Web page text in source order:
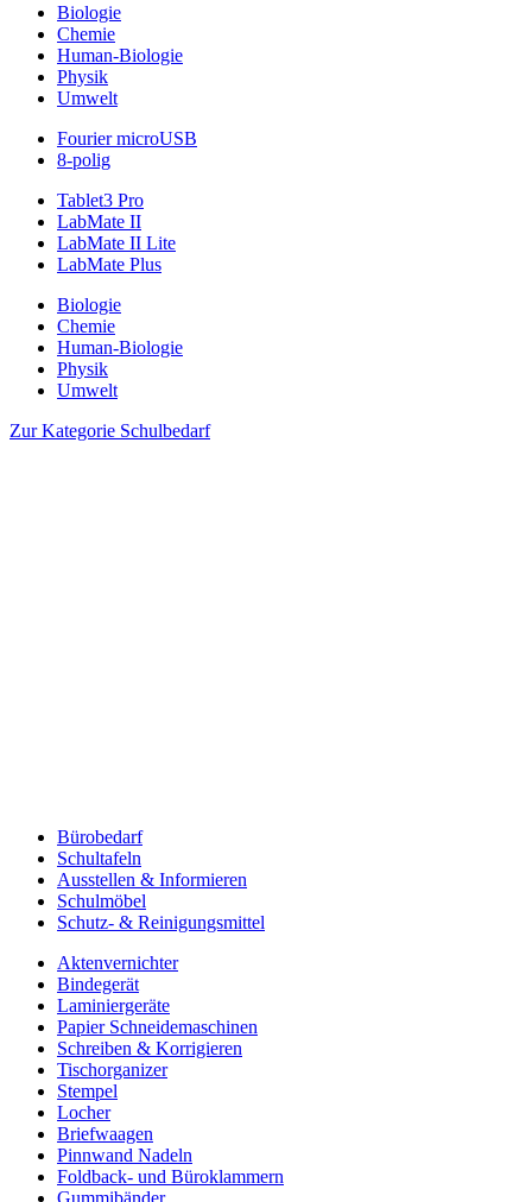
Biologie
Chemie
Human-Biologie
Physik
Umwelt
Fourier microUSB
8-polig
Tablet3 Pro
LabMate II
LabMate II Lite
LabMate Plus
Biologie
Chemie
Human-Biologie
Physik
Umwelt
Zur Kategorie Schulbedarf
Bürobedarf
Schultafeln
Ausstellen & Informieren
Schulmöbel
Schutz- & Reinigungsmittel
Aktenvernichter
Bindegerät
Laminiergeräte
Papier Schneidemaschinen
Schreiben & Korrigieren
Tischorganizer
Stempel
Locher
Briefwaagen
Pinnwand Nadeln
Foldback- und Büroklammern
Gummibänder